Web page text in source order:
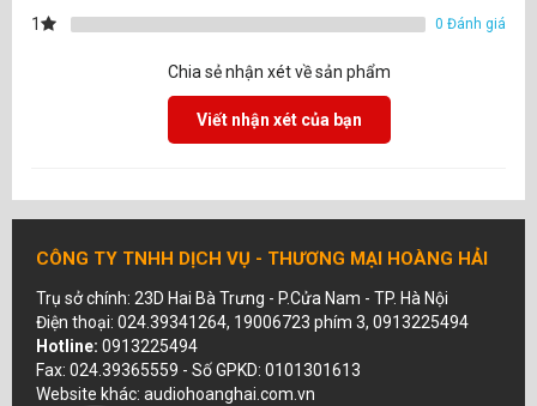
1 0 Đánh giá
Chia sẻ nhận xét về sản phẩm
Viết nhận xét của bạn
CÔNG TY TNHH DỊCH VỤ - THƯƠNG MẠI HOÀNG HẢI
Trụ sở chính: 23D Hai Bà Trưng - P.Cửa Nam - TP. Hà Nội
Điện thoại: 024.39341264, 19006723 phím 3, 0913225494
Hotline: 0913225494
Fax: 024.39365559 - Số GPKD: 0101301613
Website khác: audiohoanghai.com.vn